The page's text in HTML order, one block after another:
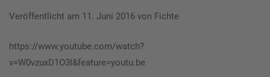
Veröffentlicht am 11. Juni 2016 von Fichte
https://www.youtube.com/watch?
v=W0vzuxD1O3I&feature=youtu.be